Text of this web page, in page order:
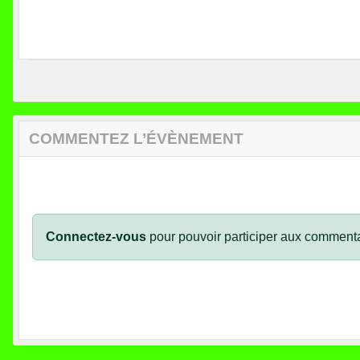
COMMENTEZ L’ÉVÈNEMENT
Connectez-vous pour pouvoir participer aux